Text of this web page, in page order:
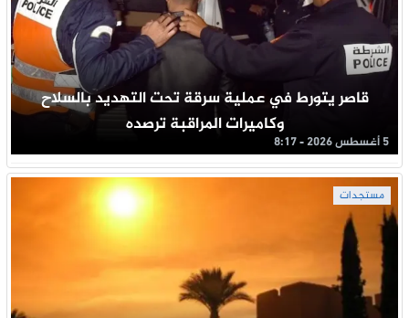
قاصر يتورط في عملية سرقة تحت التهديد بالسلاح
وكاميرات المراقبة ترصده
5 أغسطس 2026 - 8:17
مستجدات